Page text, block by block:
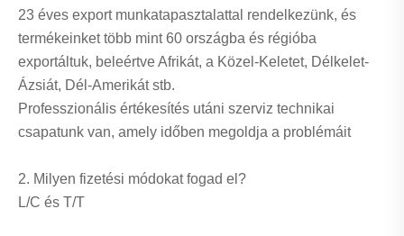
23 éves export munkatapasztalattal rendelkezünk, és
termékeinket több mint 60 országba és régióba
exportáltuk, beleértve Afrikát, a Közel-Keletet, Délkelet-
Ázsiát, Dél-Amerikát stb.
Professzionális értékesítés utáni szerviz technikai
csapatunk van, amely időben megoldja a problémáit
2. Milyen fizetési módokat fogad el?
L/C és T/T